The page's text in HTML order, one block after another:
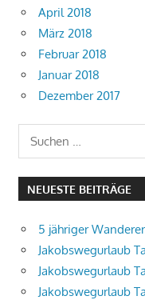
April 2018
März 2018
Februar 2018
Januar 2018
Dezember 2017
Suchen
nach:
NEUESTE BEITRÄGE
5 jähriger
Jakobswegurlaub
Jakobswegurlaub
Jakobswegurlaub